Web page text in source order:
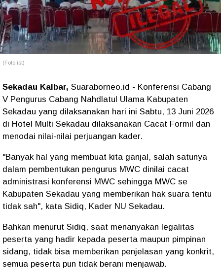
(Foto:ist)
Sekadau Kalbar, Suaraborneo.id - Konferensi Cabang
V Pengurus Cabang Nahdlatul Ulama Kabupaten
Sekadau yang dilaksanakan hari ini Sabtu, 13 Juni 2026
di Hotel Multi Sekadau dilaksanakan Cacat Formil dan
menodai nilai-nilai perjuangan kader.
"Banyak hal yang membuat kita ganjal, salah satunya
dalam pembentukan pengurus MWC dinilai cacat
administrasi konferensi MWC sehingga MWC se
Kabupaten Sekadau yang memberikan hak suara tentu
tidak sah", kata Sidiq, Kader NU Sekadau.
Bahkan menurut Sidiq, saat menanyakan legalitas
peserta yang hadir kepada peserta maupun pimpinan
sidang, tidak bisa memberikan penjelasan yang konkrit,
semua peserta pun tidak berani menjawab.